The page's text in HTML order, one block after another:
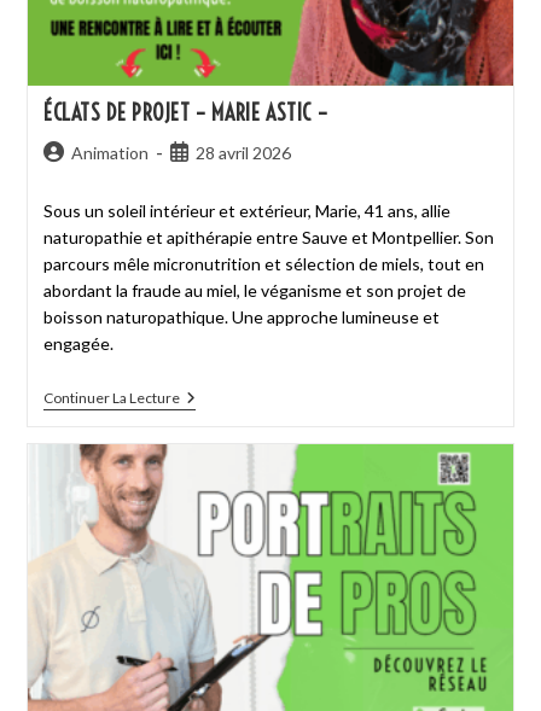
ÉCLATS DE PROJET – MARIE ASTIC –
Animation 28 avril 2026
Sous un soleil intérieur et extérieur, Marie, 41 ans, allie
naturopathie et apithérapie entre Sauve et Montpellier. Son
parcours mêle micronutrition et sélection de miels, tout en
abordant la fraude au miel, le véganisme et son projet de
boisson naturopathique. Une approche lumineuse et
engagée.
Continuer La Lecture